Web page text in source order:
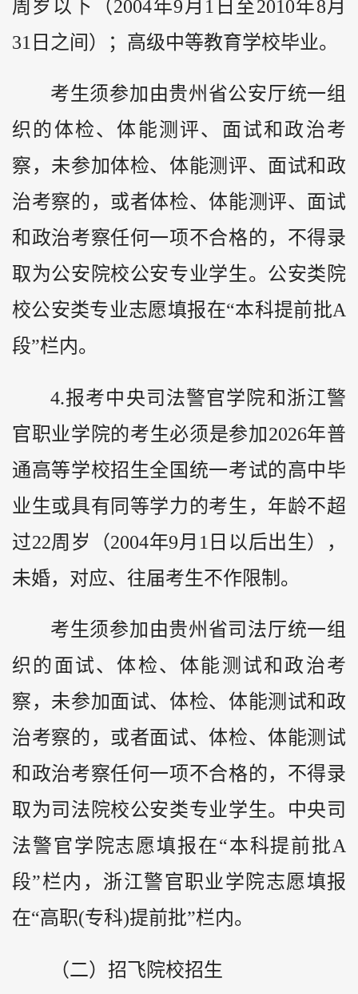
周岁以下（2004年9月1日至2010年8月
31日之间）；高级中等教育学校毕业。
考生须参加由贵州省公安厅统一组
织的体检、体能测评、面试和政治考
察，未参加体检、体能测评、面试和政
治考察的，或者体检、体能测评、面试
和政治考察任何一项不合格的，不得录
取为公安院校公安专业学生。公安类院
校公安类专业志愿填报在“本科提前批A
段”栏内。
4.报考中央司法警官学院和浙江警
官职业学院的考生必须是参加2026年普
通高等学校招生全国统一考试的高中毕
业生或具有同等学力的考生，年龄不超
过22周岁（2004年9月1日以后出生），
未婚，对应、往届考生不作限制。
考生须参加由贵州省司法厅统一组
织的面试、体检、体能测试和政治考
察，未参加面试、体检、体能测试和政
治考察的，或者面试、体检、体能测试
和政治考察任何一项不合格的，不得录
取为司法院校公安类专业学生。中央司
法警官学院志愿填报在“本科提前批A
段”栏内，浙江警官职业学院志愿填报
在“高职(专科)提前批”栏内。
（二）招飞院校招生